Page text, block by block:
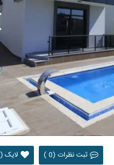
لایک (1) ثبت نظرات (0 )